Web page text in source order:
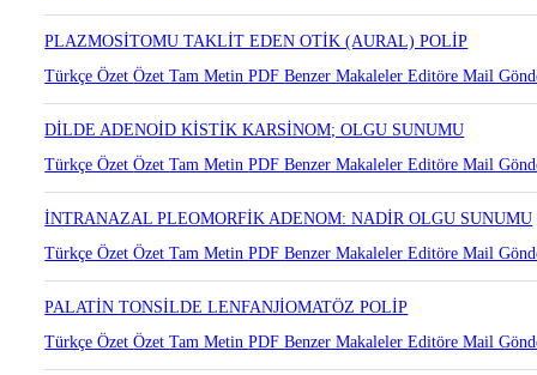
PALATİNAL TONSİLDE ADENOİD KİSTİK KARSİNOM: OLGU
Türkçe ÖzetÖzetTam MetinPDFBenzer MakalelerEditöre Mail
PLAZMOSİTOMU TAKLİT EDEN OTİK (AURAL) POLİP
Türkçe ÖzetÖzetTam MetinPDFBenzer MakalelerEditöre Mail
DİLDE ADENOİD KİSTİK KARSİNOM; OLGU SUNUMU
Türkçe ÖzetÖzetTam MetinPDFBenzer MakalelerEditöre Mail
İNTRANAZAL PLEOMORFİK ADENOM: NADİR OLGU SUNUMU
Türkçe ÖzetÖzetTam MetinPDFBenzer MakalelerEditöre Mail
PALATİN TONSİLDE LENFANJİOMATÖZ POLİP